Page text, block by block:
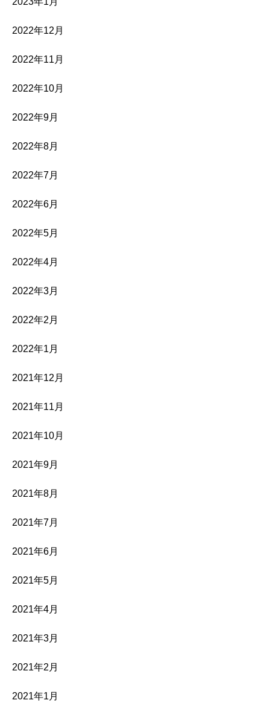
2022年12月
2022年11月
2022年10月
2022年9月
2022年8月
2022年7月
2022年6月
2022年5月
2022年4月
2022年3月
2022年2月
2022年1月
2021年12月
2021年11月
2021年10月
2021年9月
2021年8月
2021年7月
2021年6月
2021年5月
2021年4月
2021年3月
2021年2月
2021年1月